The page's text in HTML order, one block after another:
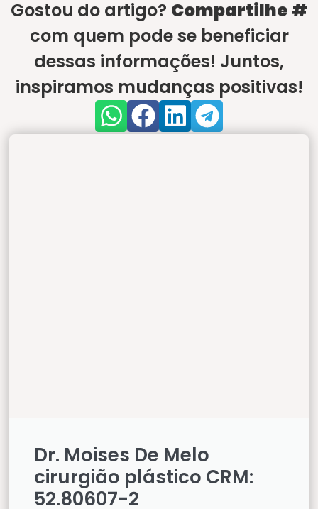
Gostou do artigo? Compartilhe #
com quem pode se beneficiar
dessas informações! Juntos,
inspiramos mudanças positivas!
Dr. Moises De Melo
cirurgião plástico CRM:
52.80607-2